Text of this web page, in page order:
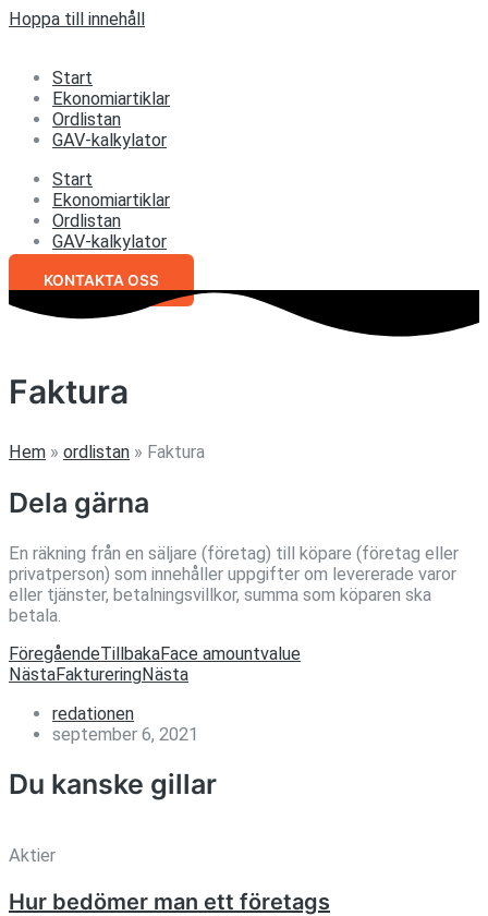
Hoppa till innehåll
Start
Ekonomiartiklar
Ordlistan
GAV-kalkylator
Start
Ekonomiartiklar
Ordlistan
GAV-kalkylator
KONTAKTA OSS
Faktura
Hem » ordlistan » Faktura
Dela gärna
En räkning från en säljare (företag) till köpare (företag eller
privatperson) som innehåller uppgifter om levererade varor
eller tjänster, betalningsvillkor, summa som köparen ska
betala.
FöregåendeTillbakaFace amountvalue
NästaFaktureringNästa
redationen
september 6, 2021
Du kanske gillar
Aktier
Hur bedömer man ett företags